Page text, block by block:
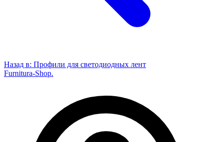
Назад в: Профили для светодиодных лент
Furnitura-Shop.